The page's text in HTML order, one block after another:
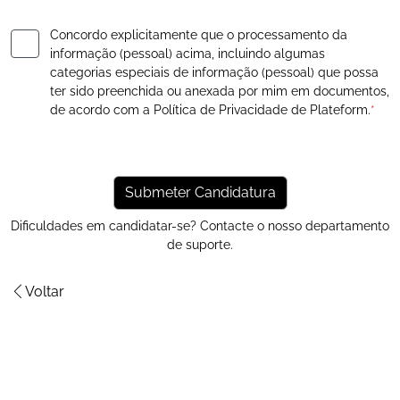
Concordo explicitamente que o processamento da
informação (pessoal) acima, incluindo algumas
categorias especiais de informação (pessoal) que possa
ter sido preenchida ou anexada por mim em documentos,
de acordo com a Política de Privacidade de Plateform.*
Dificuldades em candidatar-se? Contacte o nosso departamento
de suporte.
Voltar